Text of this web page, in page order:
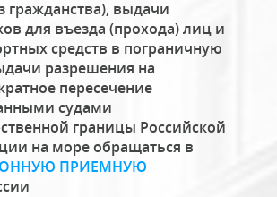
гражданства), выдачи
для въезда (прохода) лиц и
средств в пограничную
разрешения на
пересечение
судами
границы Российской
на море обращаться в
ПРИЕМНУЮ